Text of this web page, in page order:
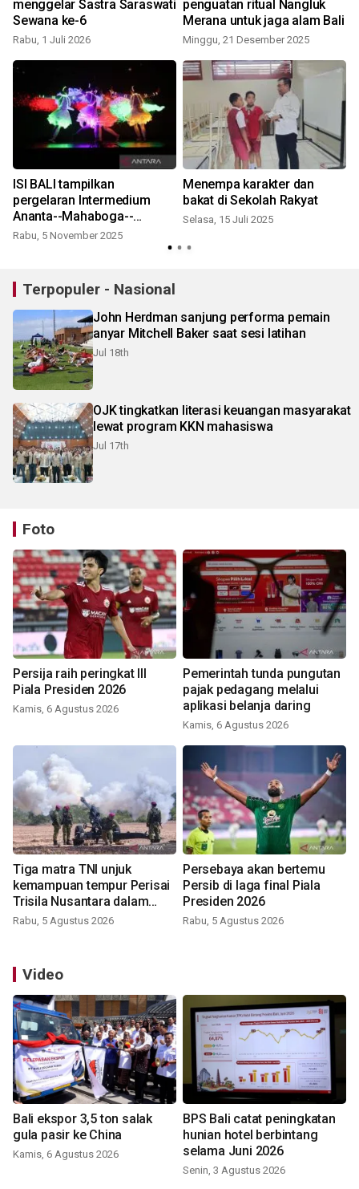
menggelar Sastra Saraswati
Sewana ke-6
Rabu, 1 Juli 2026
penguatan ritual Nangluk
Merana untuk jaga alam Bali
Minggu, 21 Desember 2025
ISI BALI tampilkan
pergelaran Intermedium
Ananta--Mahaboga--
Anantya
Rabu, 5 November 2025
Menempa karakter dan
bakat di Sekolah Rakyat
Selasa, 15 Juli 2025
Terpopuler - Nasional
John Herdman sanjung performa pemain
anyar Mitchell Baker saat sesi latihan
Jul 18th
OJK tingkatkan literasi keuangan masyarakat
lewat program KKN mahasiswa
Jul 17th
Foto
Persija raih peringkat III
Piala Presiden 2026
Kamis, 6 Agustus 2026
Pemerintah tunda pungutan
pajak pedagang melalui
aplikasi belanja daring
Kamis, 6 Agustus 2026
Tiga matra TNI unjuk
kemampuan tempur Perisai
Trisila Nusantara dalam
latihan di Kepri
Rabu, 5 Agustus 2026
Persebaya akan bertemu
Persib di laga final Piala
Presiden 2026
Rabu, 5 Agustus 2026
Video
Bali ekspor 3,5 ton salak
gula pasir ke China
Kamis, 6 Agustus 2026
BPS Bali catat peningkatan
hunian hotel berbintang
selama Juni 2026
Senin, 3 Agustus 2026